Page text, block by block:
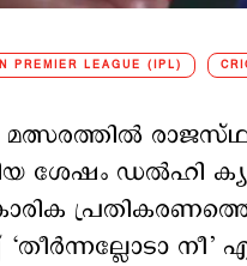
PREMIER LEAGUE (IPL)
ശേഷം ഡൽഹി
പ്രതികരണത്തെ
നീ’